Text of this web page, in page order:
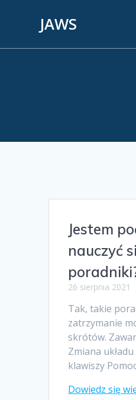
JAWS
Jestem
nauczyć
26 sierpnia 2021
Tak, takie
zatrzymanie
skrótów.
Zmiana
klawiszy
Dowiedz się